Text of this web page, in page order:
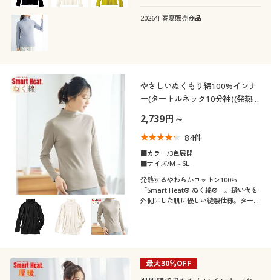
夏
2026年春夏販売商品
やさしいぬくもり綿100%インナ
ー(タートルネック10分袖)(発熱す
く綿®)
2,739円～
84件
■カラー/3色展開
■サイズ/M～6L
発熱するやわらかコットン100%
「Smart Heat® ぬく綿®」。縫い代を
外側にした肌に優しい縫製仕様。タート
最大30％OFF